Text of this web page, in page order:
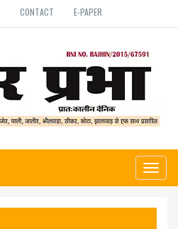
CONTACT E-PAPER